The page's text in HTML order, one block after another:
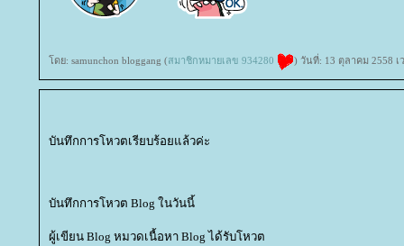
ดย: samunchon bloggang (สมาชิกหมายเลข 934280 ) วันที่: 13 ตุลาคม 2558 เ
บันทึกการโหวตเรียบร้อยแล้วค่ะ
บันทึกการโหวต Blog ในวันนี้
ผู้เขียน Blog หมวดเนื้อหา Blog ได้รับโหวต